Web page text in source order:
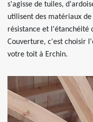
s'agisse de tuiles,
utilisent des matériaux
résistance et l'étanchéité
Couverture, c'est choisir
votre toit à Erchin.